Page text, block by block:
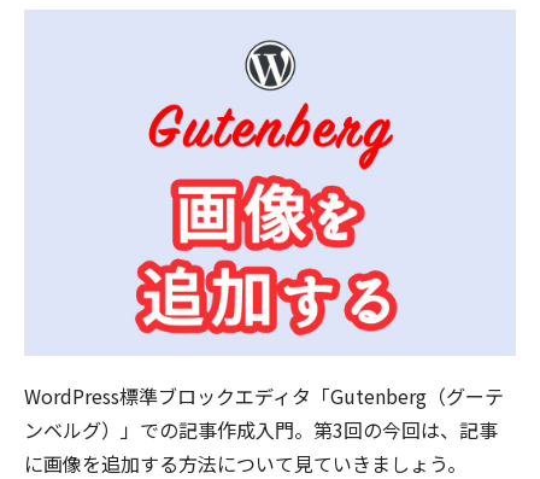
WordPress標準ブロックエディタ「Gutenberg（グーテ
ンベルグ）」での記事作成入門。第3回の今回は、記事
に画像を追加する方法について見ていきましょう。